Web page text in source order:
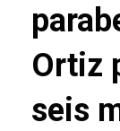
Ortiz
seis